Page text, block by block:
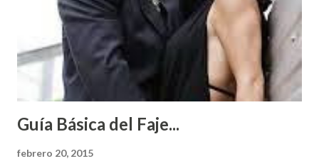
Guía Básica del Faje...
febrero 20, 2015